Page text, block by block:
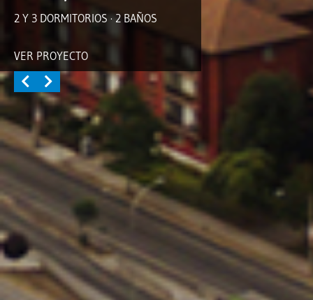
2 Y 3 DORMITORIOS · 2 BAÑOS
VER PROYECTO